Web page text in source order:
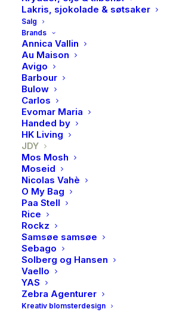
Lakris, sjokolade & søtsaker
Salg
Brands
Annica Vallin
Au Maison
Avigo
Barbour
Bulow
Carlos
Evomar Maria
Handed by
HK Living
JDY
Mos Mosh
Moseid
Nicolas Vahè
O My Bag
Paa Stell
Rice
Rockz
Samsøe samsøe
Sebago
Solberg og Hansen
Vaello
YAS
Zebra Agenturer
Kreativ blomsterdesign
JDY, Bianca hw
shorts, Lead gray
Grå bermudashorts fra JDY i løs
har en praktisk knelengde og er laget
med glidelås og knapp i front.
100% Bomull
Glidelås og knappelukking
Beltestropper i midjen
Dekorative baklommer
Dette produktet er for tiden
utilgjengelig.